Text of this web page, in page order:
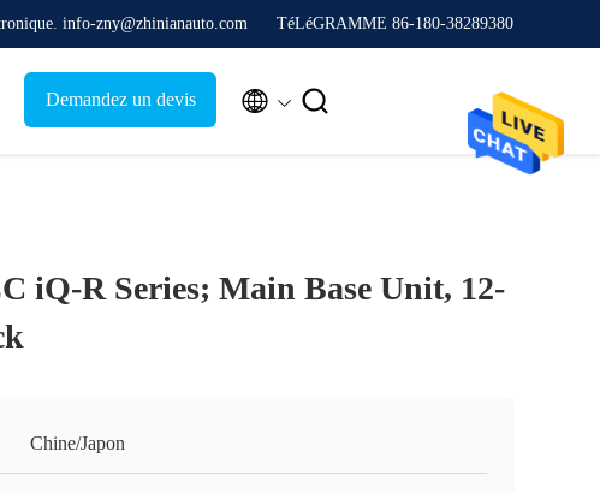
info-zny@zhinianauto.com TéLéGRAMME 86-180-38289380
Demandez un devis  
iQ-R Series; Main Base Unit, 12-
Chine/Japon